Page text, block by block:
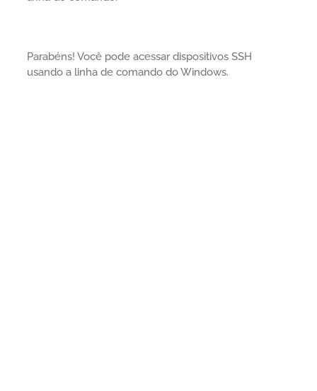
Parabéns! Você pode acessar dispositivos SSH
usando a linha de comando do Windows.